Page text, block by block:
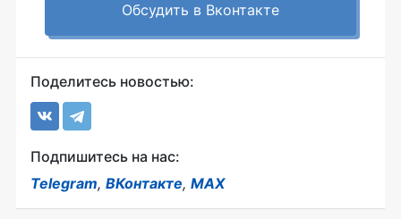
Обсудить в Вконтакте
Поделитесь новостью:
Подпишитесь на нас:
Telegram, ВКонтакте, MAX